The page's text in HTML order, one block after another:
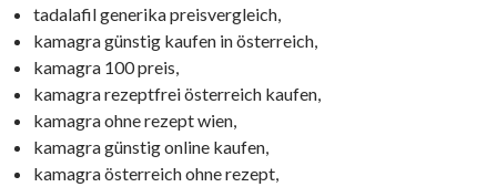
tadalafil generika preisvergleich,
kamagra günstig kaufen in österreich,
kamagra 100 preis,
kamagra rezeptfrei österreich kaufen,
kamagra ohne rezept wien,
kamagra günstig online kaufen,
kamagra österreich ohne rezept,